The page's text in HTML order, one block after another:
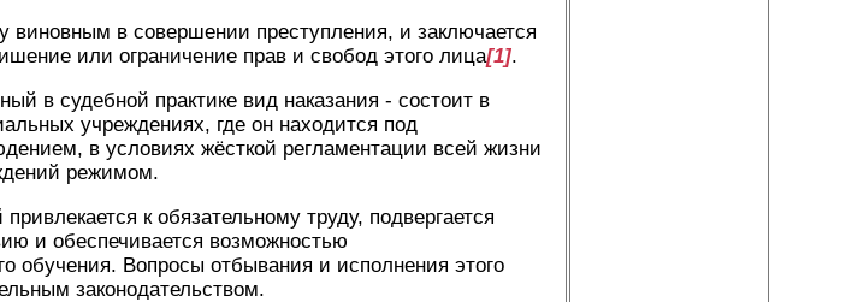
виновным в совершении преступления, и заключается
или ограничение прав и свобод этого лица[1].
в судебной практике вид наказания - состоит в
учреждениях, где он находится под
в условиях жёсткой регламентации всей жизни
режимом.
к обязательному труду, подвергается
и обеспечивается возможностью
обучения. Вопросы отбывания и исполнения этого
законодательством.